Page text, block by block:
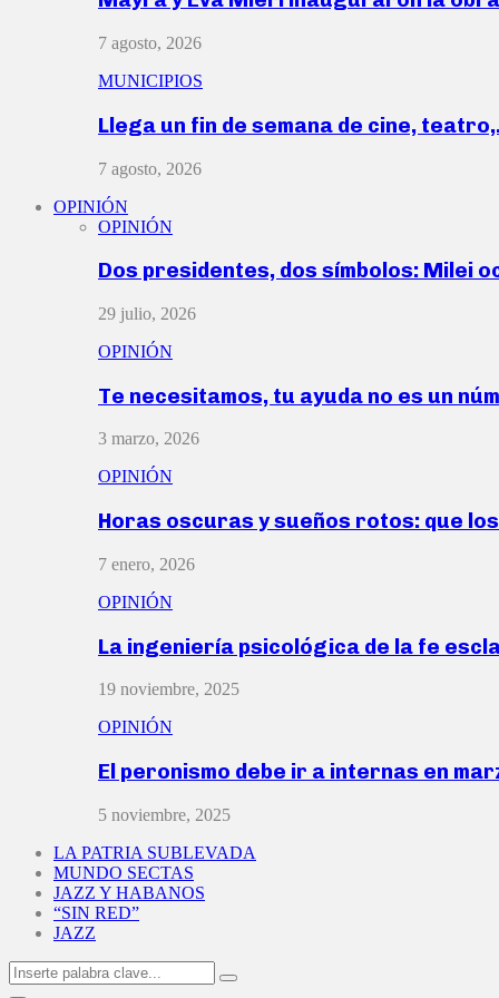
7 agosto, 2026
MUNICIPIOS
Llega un fin de semana de cine,
7 agosto, 2026
OPINIÓN
OPINIÓN
Dos presidentes, dos símbolos: Milei
29 julio, 2026
OPINIÓN
Te necesitamos, tu ayuda no es un
3 marzo, 2026
OPINIÓN
Horas oscuras y sueños rotos: que
7 enero, 2026
OPINIÓN
La ingeniería psicológica de la fe
19 noviembre, 2025
OPINIÓN
El peronismo debe ir a internas en
5 noviembre, 2025
LA PATRIA SUBLEVADA
MUNDO SECTAS
JAZZ Y HABANOS
“SIN RED”
JAZZ
Search
for:
Search